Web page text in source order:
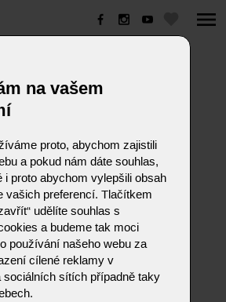
na vašem
proto, abychom zajistili
a pokud nám dáte souhlas,
i proto abychom vylepšili obsah
vašich preferencí. Tlačítkem
udělíte souhlas s
a budeme tak moci
používání našeho webu za
cílené reklamy v
sociálních sítích případně taky